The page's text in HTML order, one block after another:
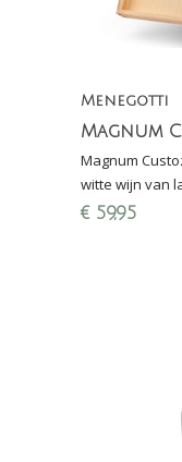
Menegotti
Magnum
witte wijn van
en Cortese in
€ 59,95